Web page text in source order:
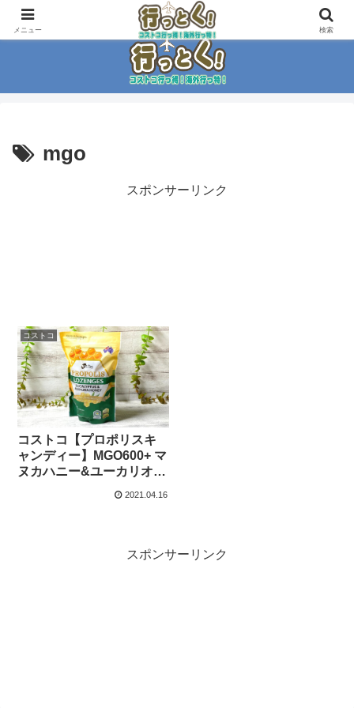
コストコ大好き家族がイチ押商品紹介！！
mgo
スポンサーリンク
コストコ
コストコ【プロポリスキ
ャンディー】MGO600+ マ
ヌカハニー&ユーカリオイ
True Blueののど飴の効果
2021.04.16
スポンサーリンク
メニュー 検索